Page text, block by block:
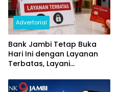
Advertorial
Bank Jambi Tetap Buka
Hari Ini dengan Layanan
Terbatas, Layani
dan Perubahan PIN